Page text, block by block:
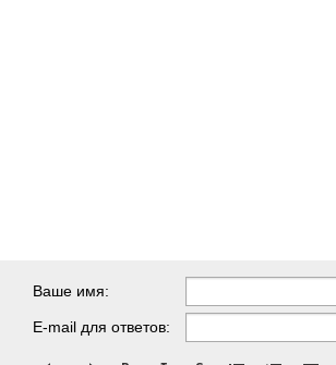
Ваше имя:
E-mail для ответов: